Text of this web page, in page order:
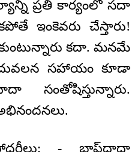
ప్రతి కార్యంలో సదా
ఇంకెవరు చేస్తారు!
కదా. మనమే
సహాయం కూడా
సంతోషిస్తున్నారు.
- బాప్‍దాదా